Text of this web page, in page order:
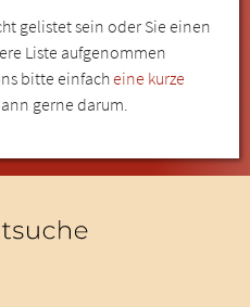
gelistet sein oder Sie einen
Liste aufgenommen
bitte einfacheine kurze
gerne darum.